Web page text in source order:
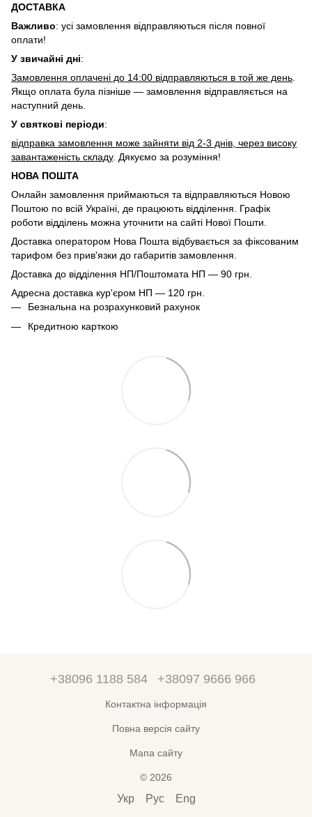
ДОСТАВКА
Важливо: усі замовлення відправляються після повної
оплати!
У звичайні дні:
Замовлення оплачені до 14:00 відправляються в той же день
Якщо оплата була пізніше — замовлення відправляється на
наступний день.
У святкові періоди:
відправка замовлення може зайняти від 2-3 днів, через високу
завантаженість складу. Дякуємо за розуміння!
НОВА ПОШТА
Онлайн замовлення приймаються та відправляються Новою
Поштою по всій Україні, де працюють відділення. Графік
роботи відділень можна уточнити на сайті Нової Пошти.
Доставка оператором Нова Пошта відбувається за фіксованим
тарифом без прив'язки до габаритів замовлення.
Доставка до відділення НП/Поштомата НП — 90 грн.
Адресна доставка кур'єром НП — 120 грн.
Безнальна на розрахунковий рахунок
Кредитною карткою
+38096 1188 584 +38097 9666 966
Контактна інформація
Повна версія сайту
Мапа сайту
© 2026
Укр Рус Eng